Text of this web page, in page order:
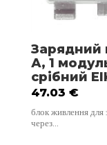
Зарядний
А, 1
срібний
47.03 €
блок живлення для
через…